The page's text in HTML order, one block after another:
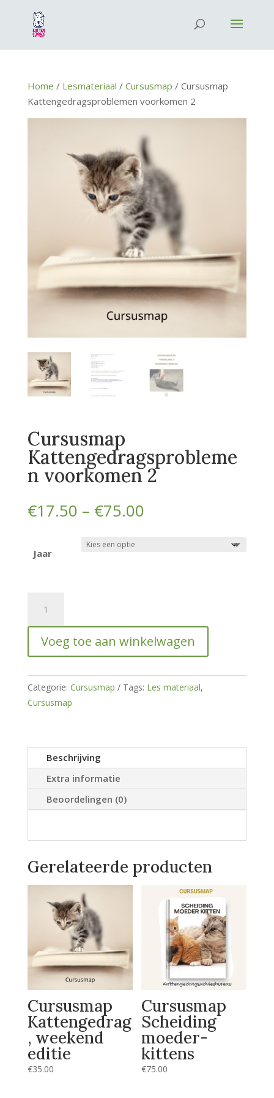
Home / Lesmateriaal / Cursusmap / Cursusmap
Kattengedragsproblemen voorkomen 2
Cursusmap
Kattengedragsprobleme
n voorkomen 2
€17.50 – €75.00Prijsklasse:
Jaar
Kattengedragsproblemen
voorkomen
hoeveelheid
Voeg toe aan winkelwagen
Categorie: Cursusmap Tags: Les materiaal,
Cursusmap
Beschrijving
Extra informatie
Beoordelingen (0)
Gerelateerde producten
Cursusmap
Kattengedrag
, weekend
editie
€35.00
Cursusmap
Scheiding
moeder-
kittens
€75.00